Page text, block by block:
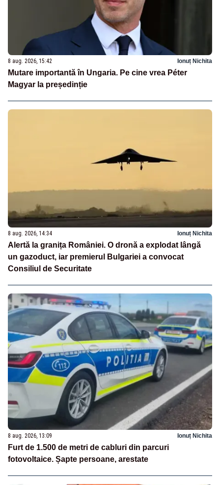
8 aug. 2026, 15:42 Ionuț Nichita
Mutare importantă în Ungaria. Pe cine vrea Péter
Magyar la președinție
8 aug. 2026, 14:34 Ionuț Nichita
Alertă la granița României. O dronă a explodat lângă
un gazoduct, iar premierul Bulgariei a convocat
Consiliul de Securitate
8 aug. 2026, 13:09 Ionuț Nichita
Furt de 1.500 de metri de cabluri din parcuri
fotovoltaice. Șapte persoane, arestate